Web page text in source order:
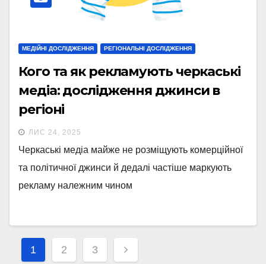
МЕДІЙНІ ДОСЛІДЖЕННЯ РЕГІОНАЛЬНІ ДОСЛІДЖЕННЯ
Кого та як рекламують черкаські
медіа: дослідження джинси в
регіоні
ЛИС 24, 2025
Черкаські медіа майже не розміщують комерційної
та політичної джинси й дедалі частіше маркують
рекламу належним чином
Навігація
1 2 3